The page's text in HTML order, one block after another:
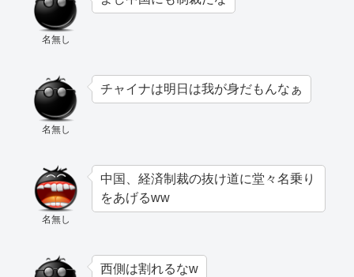
名無し
名無し
チャイナは明日は我が身だもんなぁ
名無し
中国、経済制裁の抜け道に堂々名乗り
をあげるww
西側は割れるなw